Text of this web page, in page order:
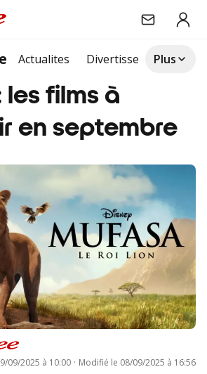
Actualites DivertissementPlus
les films à
en septembre
09/2025 à 10:00 · Modifié le 08/09/2025 à 16:56